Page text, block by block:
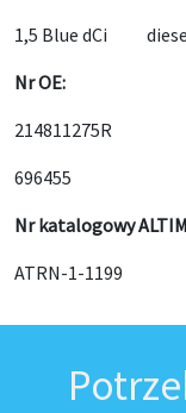
1,5 Blue dCi
Nr OE:
214811275R
696455
Nr katalogowy
ATRN-1-1199